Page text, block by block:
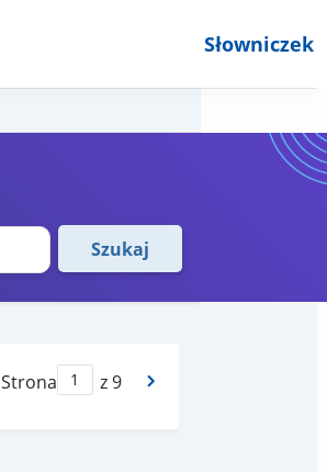
Słowniczek
Szukaj
Strona z 9